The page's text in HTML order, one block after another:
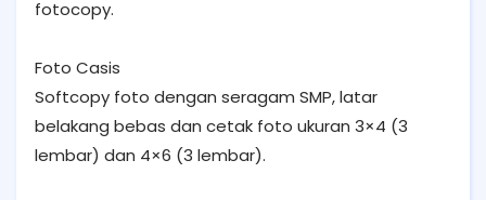
fotocopy.
Foto Casis
Softcopy foto dengan seragam SMP, latar
belakang bebas dan cetak foto ukuran 3×4 (3
lembar) dan 4×6 (3 lembar).